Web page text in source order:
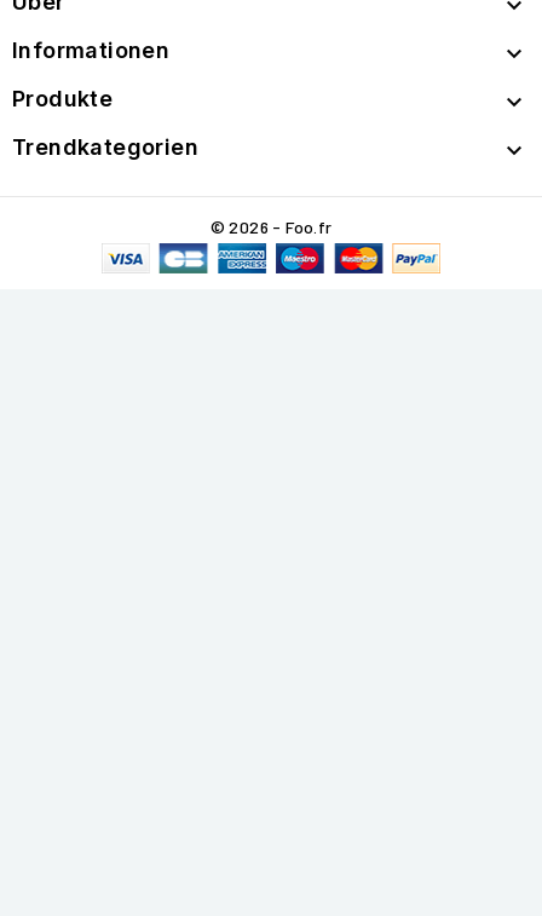

Informationen 
Produkte 
Trendkategorien 
© 2026 - Foo.fr